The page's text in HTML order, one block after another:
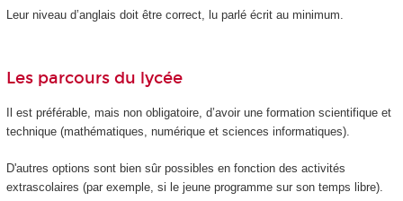
Leur niveau d’anglais doit être correct, lu parlé écrit au minimum.
Les parcours du lycée
Il est préférable, mais non obligatoire, d’avoir une formation scientifique et
technique (mathématiques, numérique et sciences informatiques).
D'autres options sont bien sûr possibles en fonction des activités
extrascolaires (par exemple, si le jeune programme sur son temps libre).